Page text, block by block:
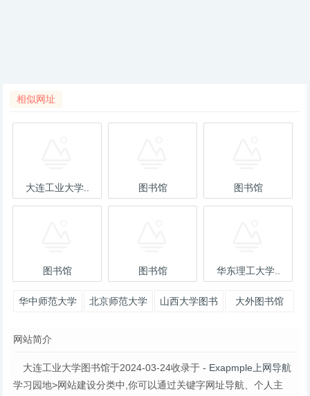
相似网址
大连工业大学.. 图书馆 图书馆
图书馆 图书馆 华东理工大学..
华中师范大学
北京师范大学
山西大学图书
大外图书馆
网站简介
大连工业大学图书馆于2024-03-24收录于 - Exapmple上网导航
学习园地>网站建设分类中,你可以通过关键字网址导航、个人主